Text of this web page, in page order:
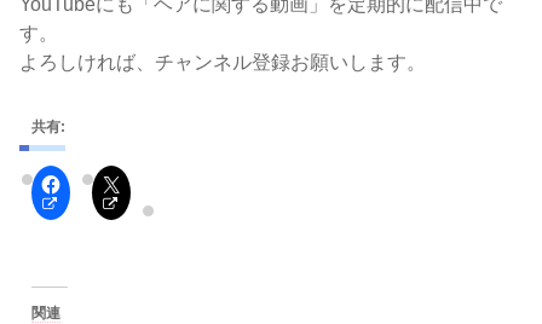
す。
よろしければ、チャンネル登録お願いします。
共有:
関連